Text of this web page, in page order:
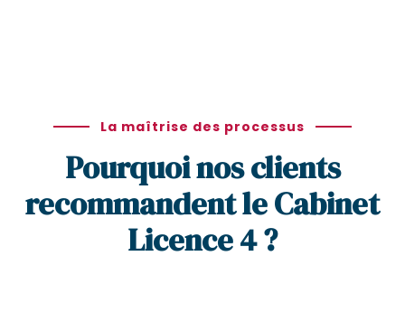
La maîtrise des processus
Pourquoi nos clients
recommandent le Cabinet
Licence 4 ?